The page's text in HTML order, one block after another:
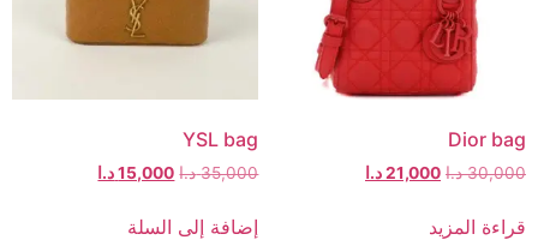
Dior bag
30,000 د.ا 21,000د.ا
قراءة المزيد
YSL bag
35,000 د.ا 15,000 د.ا
إضافة إلى السلة